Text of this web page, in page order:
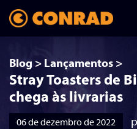
Blog > Lançamentos >
Stray Toasters de
chega às livrarias
06 de dezembro de 2022